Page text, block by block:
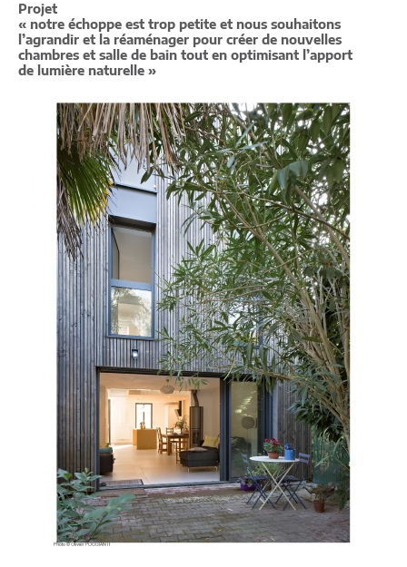
Projet
« notre échoppe est trop petite et nous souhaitons
l’agrandir et la réaménager pour créer de nouvelles
chambres et salle de bain tout en optimisant l’apport
de lumière naturelle »